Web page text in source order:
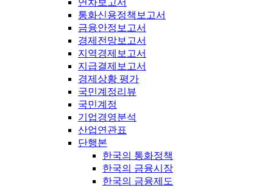
연차보고서
통화신용정책보고서
금융안정보고서
경제전망보고서
지역경제보고서
지급결제보고서
경제상황 평가
국민계정리뷰
국민계정
기업경영분석
산업연관표
단행본
한국의 통화정책
한국의 금융시장
한국의 금융제도